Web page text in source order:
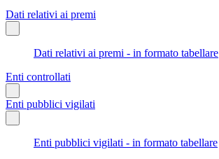
Dati relativi ai premi
Dati relativi ai premi - in formato tabellare
Enti controllati
Enti pubblici vigilati
Enti pubblici vigilati - in formato tabellare